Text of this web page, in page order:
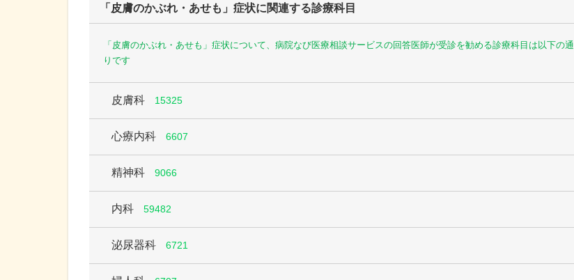
「皮膚のかぶれ・あせも」症状に関連する診療科目
「皮膚のかぶれ・あせも」症状について、病院なび医療相談サービスの回答医師が受診を勧める診療科目は以下の通
りです
皮膚科 15325
心療内科 6607
精神科 9066
内科 59482
泌尿器科 6721